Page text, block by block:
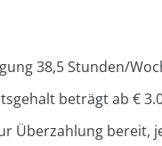
38,5 Stunden/
beträgt ab €
Überzahlung bereit,